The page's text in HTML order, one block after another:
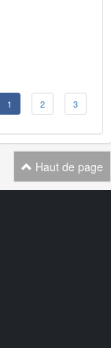
1 2 3
Haut de page